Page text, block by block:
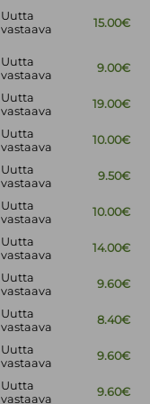
Uutta
vastaava
15.00€
Uutta
vastaava
9.00€
Uutta
vastaava
19.00€
Uutta
vastaava
10.00€
Uutta
vastaava
9.50€
Uutta
vastaava
10.00€
Uutta
vastaava
14.00€
Uutta
vastaava
9.60€
Uutta
vastaava
8.40€
Uutta
vastaava
9.60€
Uutta
vastaava
9.60€